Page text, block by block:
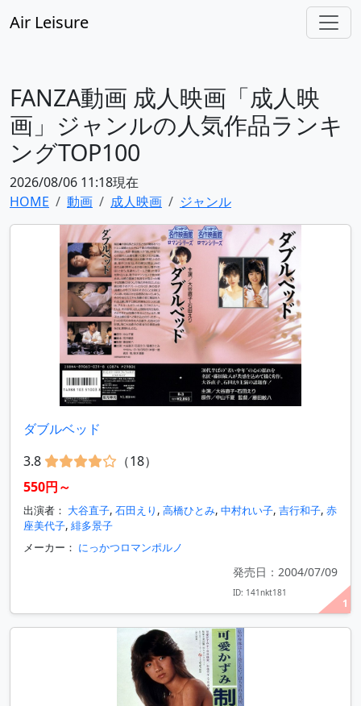
Air Leisure
FANZA動画 成人映画「成人映
画」ジャンルの人気作品ランキ
ングTOP100
2026/08/06 11:18現在
HOME
動画 成人映画 ジャンル
1
ダブルベッド
3.8
（18）
550円～
出演者： 大谷直子, 石田えり , 高橋ひとみ, 中村れい子, 吉行和子, 赤
座美代子, 緋多景子
メーカー： にっかつロマンポルノ
発売日：2004/07/09
ID: 141nkt181